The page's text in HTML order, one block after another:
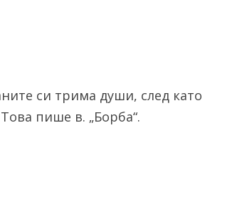
си трима души, след като
пише в. „Борба“.